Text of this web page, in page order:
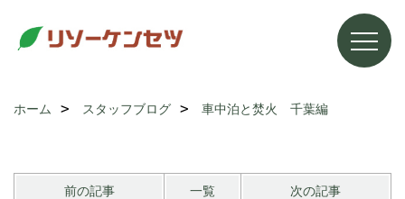
ホーム スタッフブログ 車中泊と焚火 千葉編
前の記事 一覧 次の記事